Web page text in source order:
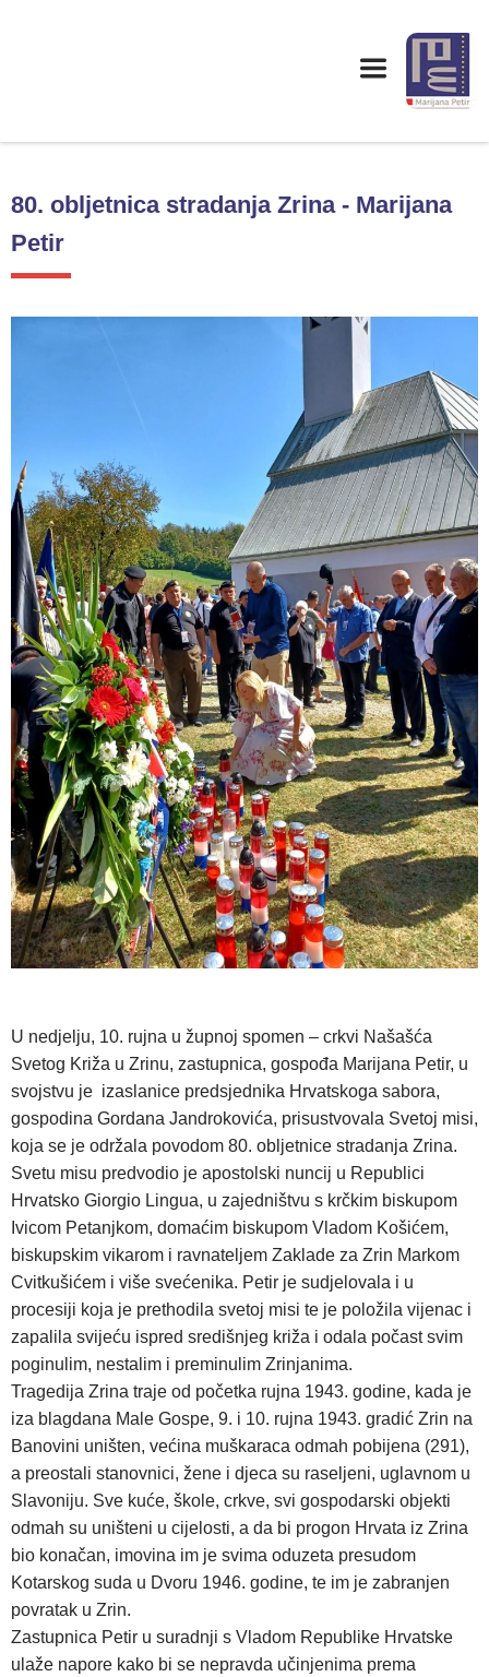
80. obljetnica stradanja Zrina - Marijana
Petir
U nedjelju, 10. rujna u župnoj spomen – crkvi Našašća
Svetog Križa u Zrinu, zastupnica, gospođa Marijana Petir, u
svojstvu je izaslanice predsjednika Hrvatskoga sabora,
gospodina Gordana Jandrokovića, prisustvovala Svetoj misi,
koja se je održala povodom 80. obljetnice stradanja Zrina.
Svetu misu predvodio je apostolski nuncij u Republici
Hrvatsko Giorgio Lingua, u zajedništvu s krčkim biskupom
Ivicom Petanjkom, domaćim biskupom Vladom Košićem,
biskupskim vikarom i ravnateljem Zaklade za Zrin Markom
Cvitkušićem i više svećenika. Petir je sudjelovala i u
procesiji koja je prethodila svetoj misi te je položila vijenac i
zapalila svijeću ispred središnjeg križa i odala počast svim
poginulim, nestalim i preminulim Zrinjanima.
Tragedija Zrina traje od početka rujna 1943. godine, kada je
iza blagdana Male Gospe, 9. i 10. rujna 1943. gradić Zrin na
Banovini uništen, većina muškaraca odmah pobijena (291),
a preostali stanovnici, žene i djeca su raseljeni, uglavnom u
Slavoniju. Sve kuće, škole, crkve, svi gospodarski objekti
odmah su uništeni u cijelosti, a da bi progon Hrvata iz Zrina
bio konačan, imovina im je svima oduzeta presudom
Kotarskog suda u Dvoru 1946. godine, te im je zabranjen
povratak u Zrin.
Zastupnica Petir u suradnji s Vladom Republike Hrvatske
ulaže napore kako bi se nepravda učinjenima prema